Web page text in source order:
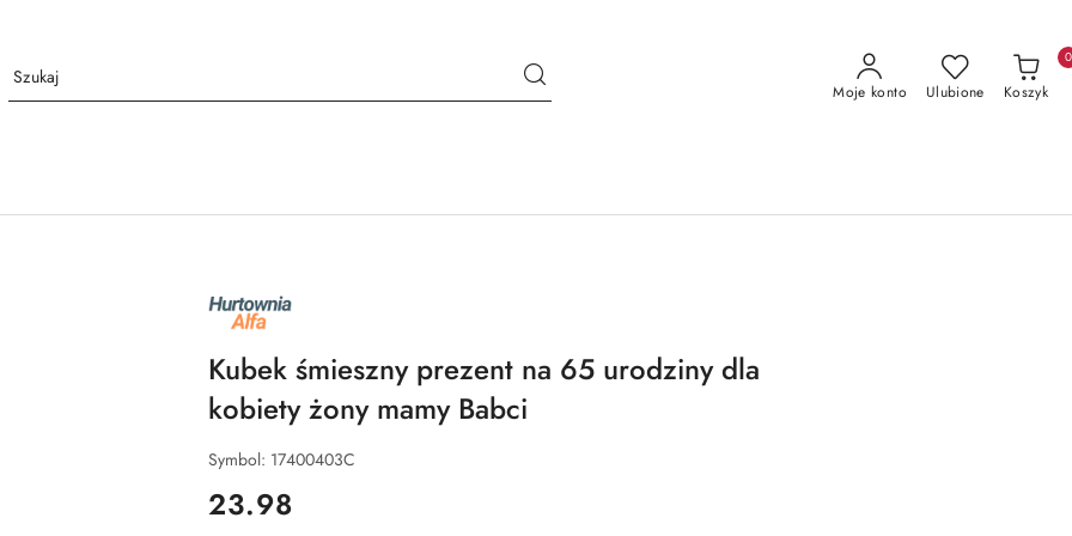
Moje konto Ulubione Koszyk
0
NAZWA
PRODUCENTA:
ALFA
Kubek śmieszny prezent na 65 urodziny dla
kobiety żony mamy Babci
Symbol: 17400403C
cena:
23.98